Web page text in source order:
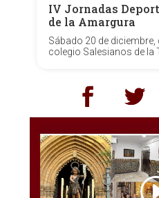
IV Jornadas
de la Amargura
Sábado 20 de diciembre,
colegio Salesianos de la